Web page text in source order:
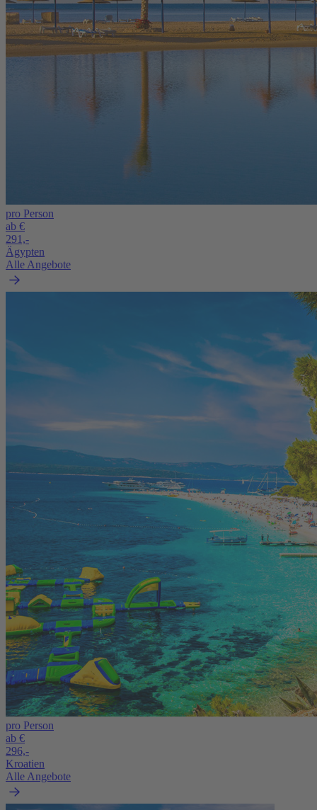
pro Person
ab €
291,-
Ägypten
Alle Angebote
pro Person
ab €
296,-
Kroatien
Alle Angebote